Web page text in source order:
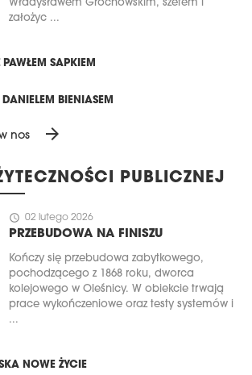
Władysławem Grochowskim, szefem i
założyc ...
SAPKIEM
BIENIASEM
nos arrow_forward
PUBLICZNEJ
schedule 02 lutego 2026
PRZEBUDOWA NA FINISZU
Kończy się przebudowa zabytkowego,
pochodzącego z 1868 roku, dworca
kolejowego w Oleśnicy. W obiekcie trwają
prace wykończeniowe oraz testy systemów i
...
NOWE ŻYCIE